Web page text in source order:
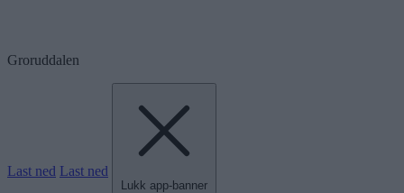
Groruddalen
Last ned Last ned
Lukk app-banner